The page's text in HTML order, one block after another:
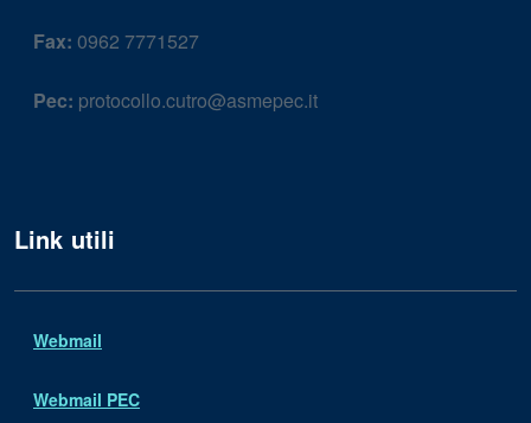
Fax: 0962 7771527
Pec: protocollo.cutro@asmepec.it
Link utili
Webmail
Webmail PEC